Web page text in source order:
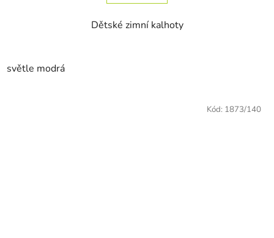
Dětské zimní kalhoty
světle modrá
Kód: 1873/140